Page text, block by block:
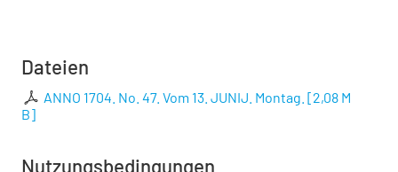
Dateien
ANNO 1704. No. 47. Vom 13. JUNIJ. Montag. [2,08 M
B]
Nutzungsbedingungen